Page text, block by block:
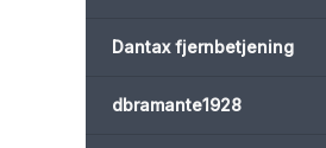
Dantax fjernbetjening
dbramante1928